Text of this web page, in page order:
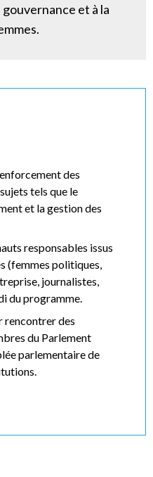
et à la
des
tels que le
et la gestion des
responsables issus
(femmes politiques,
journalistes,
du programme.
rencontrer des
du Parlement
parlementaire de